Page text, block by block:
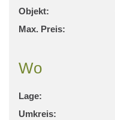
Objekt:
Max. Preis:
Wo
Lage:
Umkreis: